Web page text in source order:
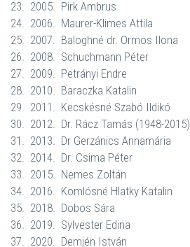
23. 2005. Pirk Ambrus
24. 2006. Maurer-Klimes Attila
25. 2007. Baloghné dr. Ormos Ilona
26. 2008. Schuchmann Péter
27. 2009. Petrányi Endre
28. 2010. Baraczka Katalin
29. 2011. Kecskésné Szabó Ildikó
30. 2012. Dr. Rácz Tamás (1948-2015)
31. 2013. Dr Gerzánics Annamária
32. 2014. Dr. Csima Péter
33. 2015. Nemes Zoltán
34. 2016. Komlósné Hlatky Katalin
35. 2018. Dobos Sára
36. 2019. Sylvester Edina
37. 2020. Demjén István